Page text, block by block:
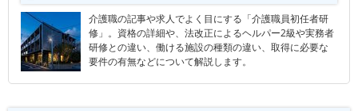
介護職の記事や求人でよく目にする「介護職員初任者研
修」。資格の詳細や、法改正によるヘルパー2級や実務者
研修との違い、働ける施設の種類の違い、取得に必要な
要件の有無などについて解説します。